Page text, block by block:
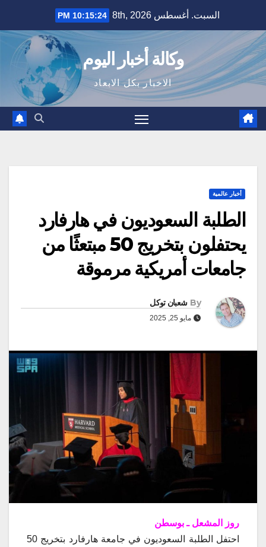
content
السبت. أغسطس 8th, 2026 10:15:25 PM
وكالة أخبار اليوم
الاخبار بكل الابعاد
أخبار عالمية
الطلبة السعوديون في هارفارد
يحتفلون بتخريج 50 مبتعثًا من
جامعات أمريكية مرموقة
By شعبان توكل
مايو 25, 2025
روز المشعل ـ بوسطن
احتفل الطلبة السعوديون في جامعة هارفارد بتخريج 50